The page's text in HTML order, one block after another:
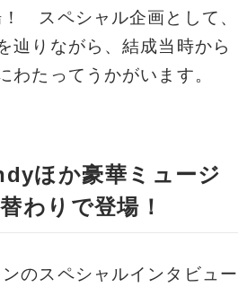
スペシャル企画として、
辿りながら、結成当時から
わたってうかがいます。
ほか豪華ミュージ
わりで登場！
のスペシャルインタビュー